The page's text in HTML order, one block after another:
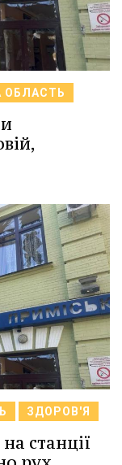
ОБЛАСТЬ
ЗДОРОВ'Я
станції